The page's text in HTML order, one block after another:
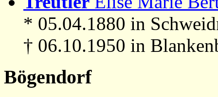
* 05.04.1880 in
† 06.10.1950 in
Bögendorf